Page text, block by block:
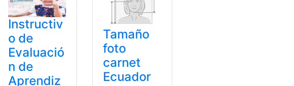
Instructiv
o de
Evaluació
n de
Aprendiz
Tamaño
foto
carnet
Ecuador